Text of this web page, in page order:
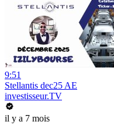
9:51
Stellantis dec25 AE
investisseur.TV
il y a 7 mois